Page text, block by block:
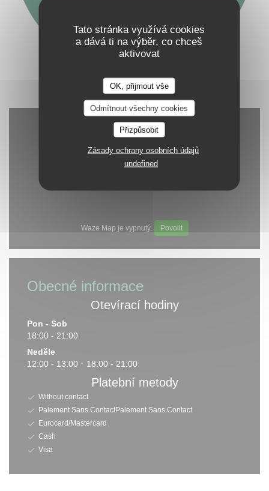
Tato stránka využívá cookies
a dává ti na výběr, co chceš
aktivovat
OK, přijmout vše
Odmítnout všechny cookies
Přizpůsobit
Zásady ochrany osobních údajů
undefined
Waze Map je vypnutý. Povolit
Obecné informace
Otevírací hodiny
Pon - Sob
18:00 - 21:00
Neděle
12:00 - 13:00 • 18:00 - 21:00
Platební metody
Without contact
Paiement Sans ContactPaiement Sans Contact
Eurocard/Mastercard
Cash
Visa